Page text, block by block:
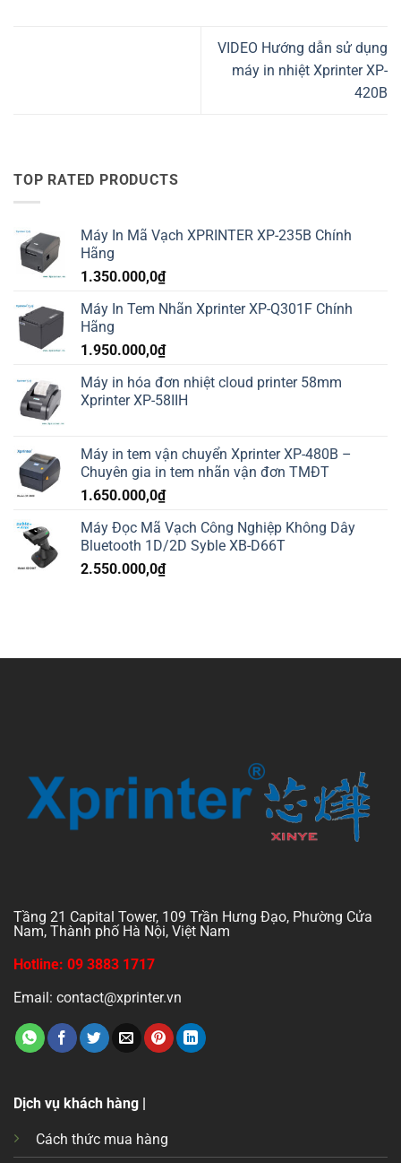
VIDEO Hướng dẫn sử dụng
máy in nhiệt Xprinter XP-
420B
TOP RATED PRODUCTS
Máy In Mã Vạch XPRINTER XP-235B Chính
Hãng
1.350.000,0₫
Máy In Tem Nhãn Xprinter XP-Q301F Chính
Hãng
1.950.000,0₫
Máy in hóa đơn nhiệt cloud printer 58mm
Xprinter XP-58IIH
Máy in tem vận chuyển Xprinter XP-480B –
Chuyên gia in tem nhãn vận đơn TMĐT
1.650.000,0₫
Máy Đọc Mã Vạch Công Nghiệp Không Dây
Bluetooth 1D/2D Syble XB-D66T
2.550.000,0₫
Tầng 21 Capital Tower, 109 Trần Hưng Đạo, Phường Cửa
Nam, Thành phố Hà Nội, Việt Nam
Hotline: 09 3883 1717
Email: contact@xprinter.vn
Dịch vụ khách hàng |
Cách thức mua hàng